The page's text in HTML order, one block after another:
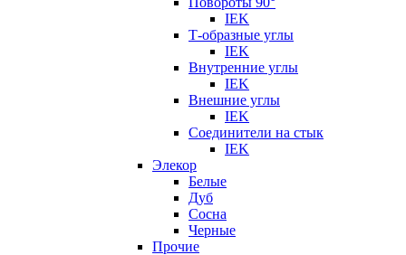
IEK
Т-образные углы
IEK
Внутренние углы
IEK
Внешние углы
IEK
Соединители на стык
IEK
Элекор
Белые
Дуб
Сосна
Черные
Прочие